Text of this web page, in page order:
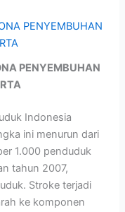
PENYEMBUHAN
Indonesia
ini menurun dari
1.000 penduduk
tahun 2007,
Stroke terjadi
ke komponen